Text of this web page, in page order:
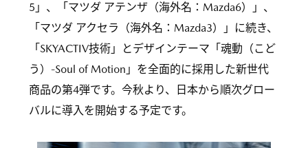
5」、「マツダ アテンザ（海外名：Mazda6）」、
「マツダ アクセラ（海外名：Mazda3）」に続き、
「SKYACTIV技術」とデザインテーマ「魂動（こど
う）-Soul of Motion」を全面的に採用した新世代
商品の第4弾です。今秋より、日本から順次グロー
バルに導入を開始する予定です。